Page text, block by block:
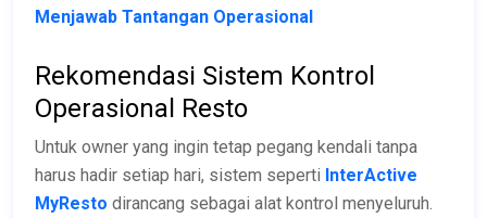
Menjawab Tantangan Operasional
Rekomendasi Sistem Kontrol
Operasional Resto
Untuk owner yang ingin tetap pegang kendali tanpa
harus hadir setiap hari, sistem seperti InterActive
MyResto dirancang sebagai alat kontrol menyeluruh.